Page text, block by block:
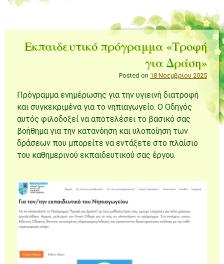
Εκπαιδευτικό πρόγραμμα «Τροφή
για Δράση»
Posted on 18 Νοεμβρίου 2025
Πρόγραμμα ενημέρωσης για την υγιεινή διατροφή
και συγκεκριμένα για το νηπιαγωγείο. Ο Οδηγός
αυτός φιλοδοξεί να αποτελέσει το βασικό σας
βοήθημα για την κατανόηση και υλοποίηση των
δράσεων που μπορείτε να εντάξετε στο πλαίσιο
του καθημερινού εκπαιδευτικού σας έργου.